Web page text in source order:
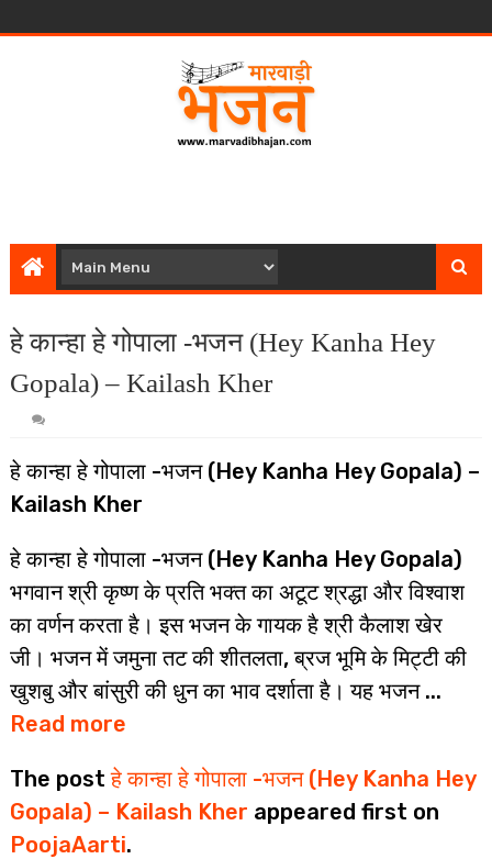
हे कान्हा हे गोपाला -भजन (Hey Kanha Hey
Gopala) – Kailash Kher
हे कान्हा हे गोपाला -भजन (Hey Kanha Hey Gopala) –
Kailash Kher
हे कान्हा हे गोपाला -भजन (Hey Kanha Hey Gopala)
भगवान श्री कृष्ण के प्रति भक्त का अटूट श्रद्धा और विश्वाश
का वर्णन करता है। इस भजन के गायक है श्री कैलाश खेर
जी। भजन में जमुना तट की शीतलता, ब्रज भूमि के मिट्टी की
खुशबु और बांसुरी की धुन का भाव दर्शाता है। यह भजन ...
Read more
The postहे कान्हा हे गोपाला -भजन (Hey Kanha Hey
Gopala) – Kailash Kher appeared first on
PoojaAarti.